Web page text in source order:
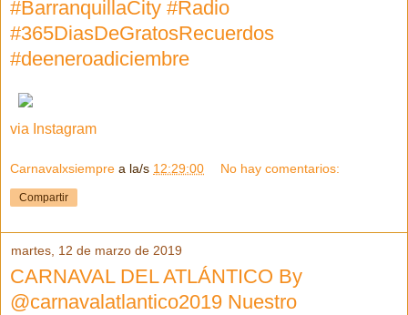
#BarranquillaCity #Radio
#365DiasDeGratosRecuerdos
#deeneroadiciembre
via Instagram
Carnavalxsiempre a la/s 12:29:00 No hay comentarios:
Compartir
martes, 12 de marzo de 2019
CARNAVAL DEL ATLÁNTICO By
@carnavalatlantico2019 Nuestro